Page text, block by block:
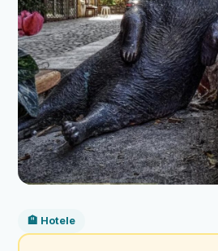
🏨 Hotele